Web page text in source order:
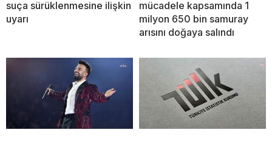
suça sürüklenmesine ilişkin
uyarı
mücadele kapsamında 1
milyon 650 bin samuray
arısını doğaya salındı